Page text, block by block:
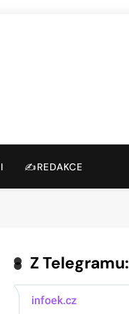
✍️REDAKCE
Z Telegramu: